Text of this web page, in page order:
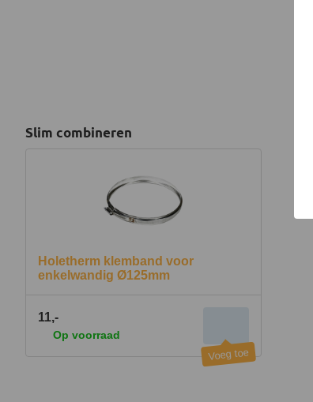
Slim combineren
Holetherm klemband voor
enkelwandig Ø125mm
11,-
Op voorraad